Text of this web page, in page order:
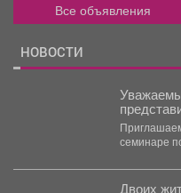
Все объявления
НОВОСТИ
семинаре
Двоих